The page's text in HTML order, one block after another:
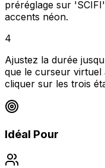
préréglage sur
accents néon.
4
Ajustez la durée
que le curseur virtuel
cliquer sur les trois
Idéal Pour